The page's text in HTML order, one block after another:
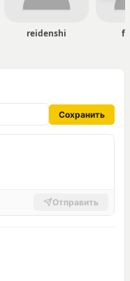
reidenshi
Сохранить
Отправить